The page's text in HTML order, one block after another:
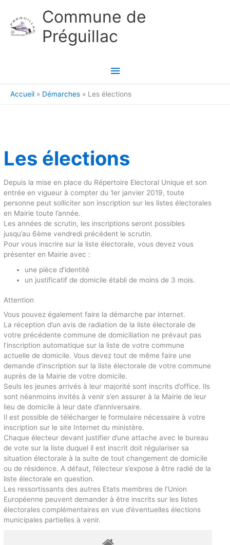
Commune de
Préguillac
Menu
principal
Accueil Démarches Les élections
Les élections
Depuis la mise en place du Répertoire Electoral Unique et son
entrée en vigueur à compter du 1er janvier 2019, toute
personne peut solliciter son inscription sur les listes électorales
en Mairie toute l’année.
Les années de scrutin, les inscriptions seront possibles
jusqu’au 6ème vendredi précédent le scrutin.
Pour vous inscrire sur la liste électorale, vous devez vous
présenter en Mairie avec :
une pièce d’identité
un justificatif de domicile établi de moins de 3 mois.
Attention
Vous pouvez également faire la démarche par internet.
La réception d’un avis de radiation de la liste électorale de
votre précédente commune de domiciliation ne prévaut pas
l’inscription automatique sur la liste de votre commune
actuelle de domicile. Vous devez tout de même faire une
demande d’inscription sur la liste électorale de votre commune
auprès de la Mairie de votre domicile.
Seuls les jeunes arrivés à leur majorité sont inscrits d’office. Ils
sont néanmoins invités à venir s’en assurer à la Mairie de leur
lieu de domicile à leur date d’anniversaire.
Il est possible de télécharger le formulaire nécessaire à votre
inscription sur le site Internet du ministère.
Chaque électeur devant justifier d’une attache avec le bureau
de vote sur la liste duquel il est inscrit doit régulariser sa
situation électorale à la suite de tout changement de domicile
ou de résidence. A défaut, l’électeur s’expose à être radié de la
liste électorale en question.
Les ressortissants des autres Etats membres de l’Union
Européenne peuvent demander à être inscrits sur les listes
électorales complémentaires en vue d’éventuelles élections
municipales partielles à venir.